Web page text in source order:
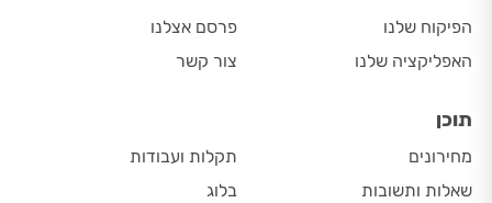
הפיקוח שלנו
האפליקציה שלנו
פרסם אצלנו
צור קשר
תוכן
מחירונים
שאלות ותשובות
תקלות ועבודות
בלוג